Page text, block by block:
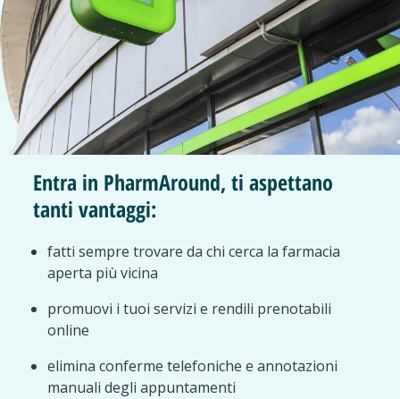
Entra in PharmAround, ti aspettano
tanti vantaggi:
fatti sempre trovare da chi cerca la farmacia
aperta più vicina
promuovi i tuoi servizi e rendili prenotabili
online
elimina conferme telefoniche e annotazioni
manuali degli appuntamenti